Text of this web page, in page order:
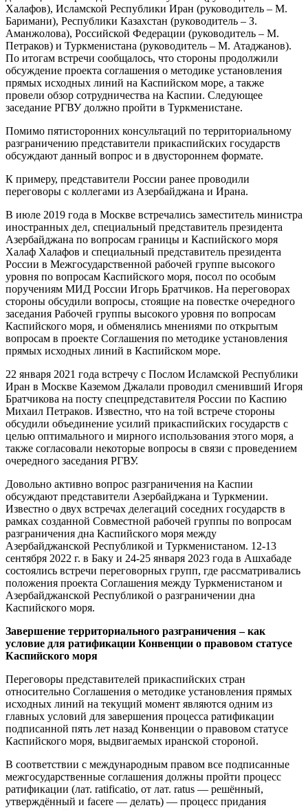
Халафов), Исламской Республики Иран (руководитель – М.
Баримани), Республики Казахстан (руководитель – З.
Аманжолова), Российской Федерации (руководитель – М.
Петраков) и Туркменистана (руководитель – М. Атаджанов).
По итогам встречи сообщалось, что стороны продолжили
обсуждение проекта соглашения о методике установления
прямых исходных линий на Каспийском море, а также
провели обзор сотрудничества на Каспии. Следующее
заседание РГВУ должно пройти в Туркменистане.
Помимо пятисторонних консультаций по территориальному
разграничению представители прикаспийских государств
обсуждают данный вопрос и в двустороннем формате.
К примеру, представители России ранее проводили
переговоры с коллегами из Азербайджана и Ирана.
В июле 2019 года в Москве встречались заместитель министра
иностранных дел, специальный представитель президента
Азербайджана по вопросам границы и Каспийского моря
Халаф Халафов и специальный представитель президента
России в Межгосударственной рабочей группе высокого
уровня по вопросам Каспийского моря, посол по особым
поручениям МИД России Игорь Братчиков. На переговорах
стороны обсудили вопросы, стоящие на повестке очередного
заседания Рабочей группы высокого уровня по вопросам
Каспийского моря, и обменялись мнениями по открытым
вопросам в проекте Соглашения по методике установления
прямых исходных линий в Каспийском море.
22 января 2021 года встречу с Послом Исламской Республики
Иран в Москве Каземом Джалали проводил сменивший Игоря
Братчикова на посту спецпредставителя России по Каспию
Михаил Петраков. Известно, что на той встрече стороны
обсудили объединение усилий прикаспийских государств с
целью оптимального и мирного использования этого моря, а
также согласовали некоторые вопросы в связи с проведением
очередного заседания РГВУ.
Довольно активно вопрос разграничения на Каспии
обсуждают представители Азербайджана и Туркмении.
Известно о двух встречах делегаций соседних государств в
рамках созданной Совместной рабочей группы по вопросам
разграничения дна Каспийского моря между
Азербайджанской Республикой и Туркменистаном. 12-13
сентября 2022 г. в Баку и 24-25 января 2023 года в Ашхабаде
состоялись встречи переговорных групп, где рассматривались
положения проекта Соглашения между Туркменистаном и
Азербайджанской Республикой о разграничении дна
Каспийского моря.
Завершение территориального разграничения – как
условие для ратификации Конвенции о правовом статусе
Каспийского моря
Переговоры представителей прикаспийских стран
относительно Соглашения о методике установления прямых
исходных линий на текущий момент являются одним из
главных условий для завершения процесса ратификации
подписанной пять лет назад Конвенции о правовом статусе
Каспийского моря, выдвигаемых иранской стороной.
В соответствии с международным правом все подписанные
межгосударственные соглашения должны пройти процесс
ратификации (лат. ratificatio, от лат. ratus — решённый,
утверждённый и facere — делать) — процесс придания